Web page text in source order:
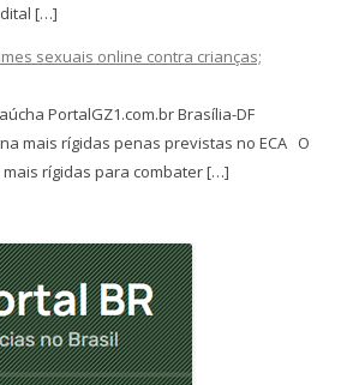
[…]
sexuais online contra crianças;
PortalGZ1.com.br Brasília-DF
mais rígidas penas previstas no ECA O
rígidas para combater […]